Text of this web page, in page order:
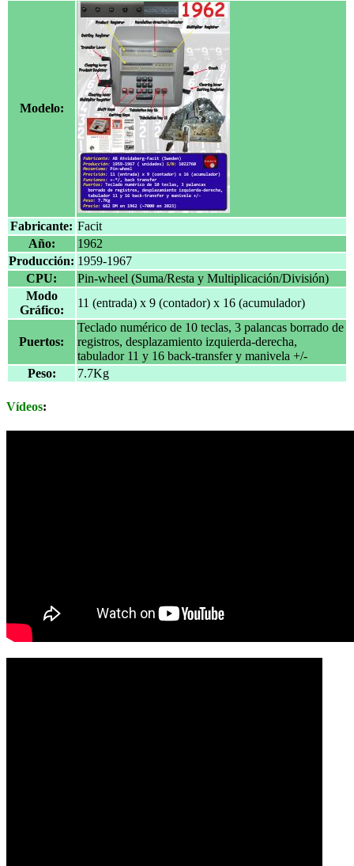
Modelo:
Fabricante: Facit
Año:
1962
Producción: 1959-1967
CPU:
Pin-wheel (Suma/Resta y Multiplicación/División)
Modo
Gráfico:
11 (entrada) x 9 (contador) x 16 (acumulador)
Puertos:
Teclado numérico de 10 teclas, 3 palancas borrado de
registros, desplazamiento izquierda-derecha,
tabulador 11 y 16 back-transfer y manivela +/-
Peso:
7.7Kg
Vídeos: